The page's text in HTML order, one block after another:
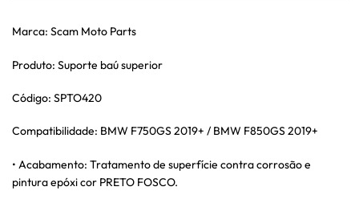
Marca: Scam Moto Parts
Produto: Suporte baú superior
Código: SPTO420
Compatibilidade: BMW F750GS 2019+ / BMW F850GS 2019+
• Acabamento: Tratamento de superfície contra corrosão e
pintura epóxi cor PRETO FOSCO.